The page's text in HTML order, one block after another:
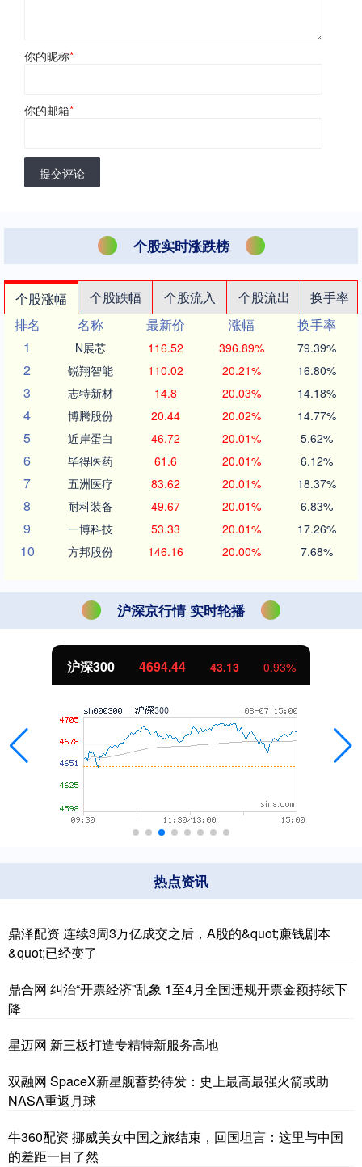
你的昵称*
你的邮箱*
提交评论
个股实时涨跌榜
个股涨幅 个股跌幅 个股流入 个股流出
换手率
排名
名称 最新价 涨幅
换手率
1
N展芯 116.52 396.89% 79.39%
2 锐翔智能 110.02 20.21% 16.80%
3 志特新材 14.8 20.03% 14.18%
4 博腾股份 20.44 20.02% 14.77%
5 近岸蛋白 46.72 20.01% 5.62%
6 毕得医药 61.6 20.01% 6.12%
7 五洲医疗 83.62 20.01% 18.37%
8 耐科装备 49.67 20.01% 6.83%
9 一博科技 53.33 20.01% 17.26%
10 方邦股份 146.16 20.00% 7.68%
沪深京行情 实时轮播
沪深300 4694.44 43.13 0.93%
热点资讯
鼎泽配资 连续3周3万亿成交之后，A股的&quot;赚钱剧本
&quot;已经变了
鼎合网 纠治“开票经济”乱象 1至4月全国违规开票金额持续下
降
星迈网 新三板打造专精特新服务高地
双融网 SpaceX新星舰蓄势待发：史上最高最强火箭或助
NASA重返月球
牛360配资 挪威美女中国之旅结束，回国坦言：这里与中国
的差距一目了然